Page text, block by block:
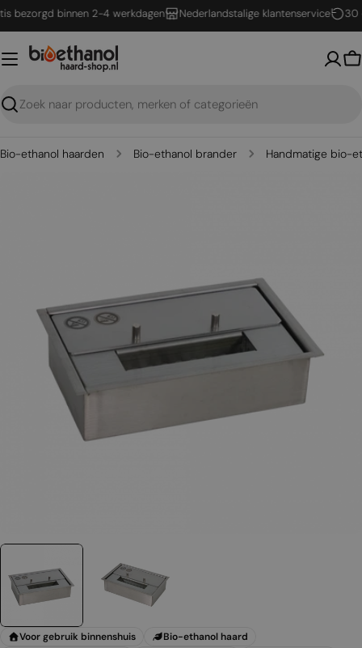
Ga
naar
inhoud
binnen 2-4 werkdagen Nederlandstalige klantenservice 30
Zoeken
Bio-ethanol haarden Bio-ethanol brander Handmatige bio-
media 0 in een venster
Voor gebruik binnenshuis
Bio-ethanol haard